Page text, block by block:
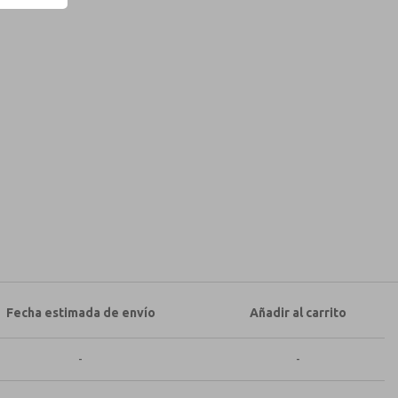
Fecha estimada de envío Añadir al carrito
- -